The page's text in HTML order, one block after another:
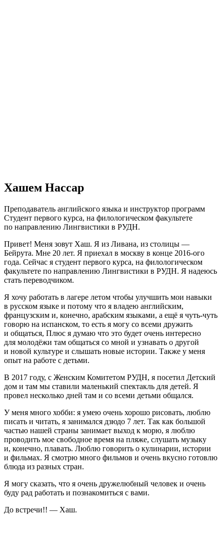
Хашем Нассар
Преподаватель английского языка и инструктор программ
Студент первого курса, на филологическом факультете
по направлению Лингвистики в РУДН.
Привет! Меня зовут Хаш. Я из Ливана, из столицы —
Бейрута. Мне 20 лет. Я приехал в москву в конце 2016-ого
года. Сейчас я студент первого курса, на филологическом
факультете по направлению Лингвистики в РУДН. Я надеюсь
стать переводчиком.
Я хочу работать в лагере летом чтобы улучшить мои навыки
в русском языке и потому что я владею английским,
французским и, конечно, арабским языками, а ещё я чуть-чуть
говорю на испанском, то есть я могу со всеми дружить
и общаться, Плюс я думаю что это будет очень интересно
для молодёжи там общаться со мной и узнавать о другой
и новой культуре и слышать новые истории. Также у меня
опыт на работе с детьми.
В 2017 году, с Женским Комитетом РУДН, я посетил Детский
дом и там мы ставили маленький спектакль для детей. Я
провел несколько дней там и со всеми детьми общался.
У меня много хобби: я умею очень хорошо рисовать, люблю
писать и читать, я занимался дзюдо 7 лет. Так как большой
частью нашей страны занимает выход к морю, я люблю
проводить мое свободное время на пляже, слушать музыку
и, конечно, плавать. Люблю говорить о кулинарии, истории
и фильмах. Я смотрю много фильмов и очень вкусно готовлю
блюда из разных стран.
Я могу сказать, что я очень дружелюбный человек и очень
буду рад работать и познакомиться c вами.
До встречи!! — Хаш.